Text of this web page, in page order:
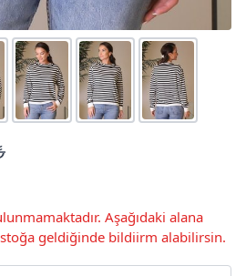
Aşağıdaki alana
geldiğinde bildiirm alabilirsin.